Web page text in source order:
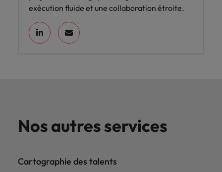
exécution fluide et une collaboration étroite.
Nos autres services
Cartographie des talents